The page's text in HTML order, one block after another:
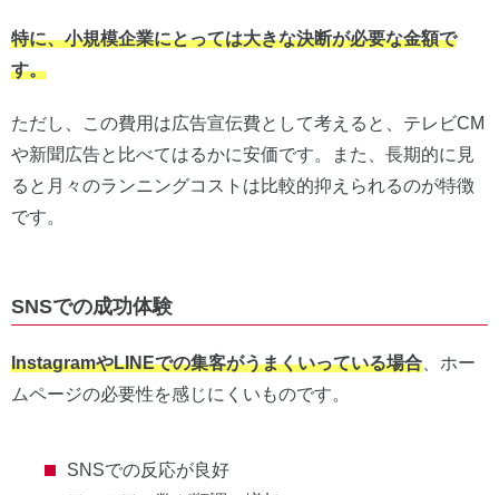
特に、小規模企業にとっては大きな決断が必要な金額で
す。
ただし、この費用は広告宣伝費として考えると、テレビCM
や新聞広告と比べてはるかに安価です。また、長期的に見
ると月々のランニングコストは比較的抑えられるのが特徴
です。
SNSでの成功体験
InstagramやLINEでの集客がうまくいっている場合 、ホー
ムページの必要性を感じにくいものです。
SNSでの反応が良好